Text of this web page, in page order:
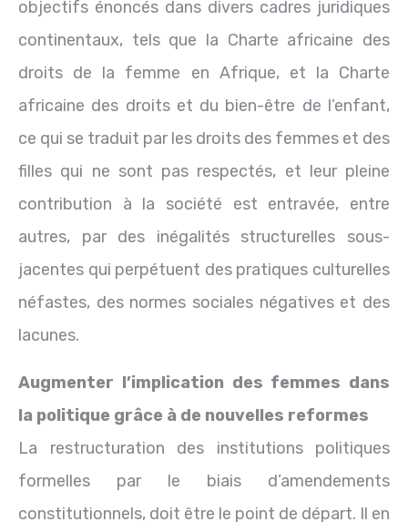
objectifs énoncés dans divers cadres juridiques
continentaux, tels que la Charte africaine des
droits de la femme en Afrique, et la Charte
africaine des droits et du bien-être de l’enfant,
ce qui se traduit par les droits des femmes et des
filles qui ne sont pas respectés, et leur pleine
contribution à la société est entravée, entre
autres, par des inégalités structurelles sous-
jacentes qui perpétuent des pratiques culturelles
néfastes, des normes sociales négatives et des
lacunes.
Augmenter l’implication des femmes dans
la politique grâce à de nouvelles reformes
La restructuration des institutions politiques
formelles par le biais d’amendements
constitutionnels, doit être le point de départ. Il en